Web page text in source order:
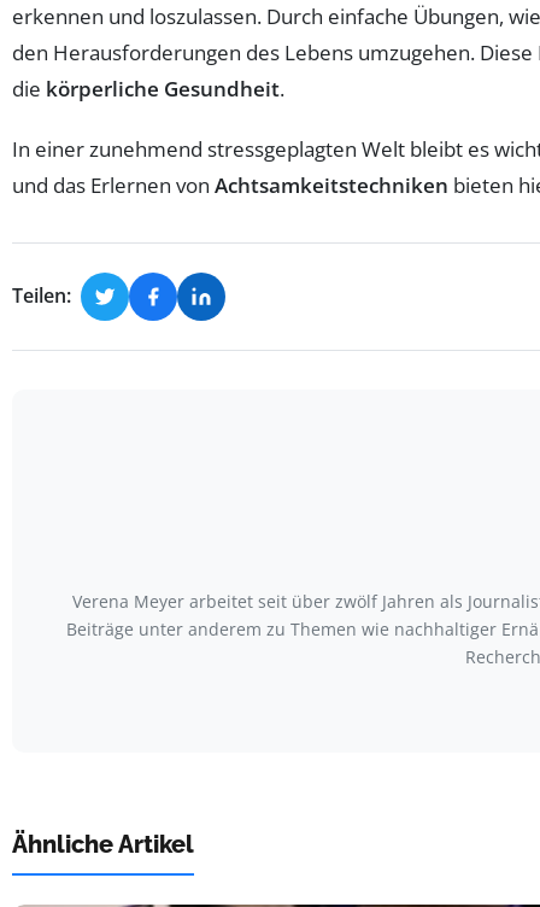
erkennen und loszulassen. Durch einfache Übungen,
den Herausforderungen des Lebens umzugehen.
die körperliche Gesundheit.
In einer zunehmend stressgeplagten Welt bleibt es
und das Erlernen von Achtsamkeitstechniken bieten
Teilen:
Verena Meyer arbeitet seit über zwölf Jahren als
Beiträge unter anderem zu Themen wie nachhaltiger
Ähnliche Artikel